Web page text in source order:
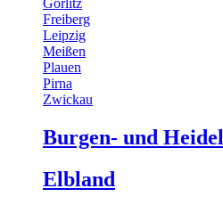
Freiberg
Leipzig
Meißen
Plauen
Pirna
Zwickau
Burgen- und
Elbland